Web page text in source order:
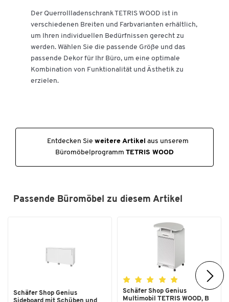
Der Querrollladenschrank TETRIS WOOD ist in
verschiedenen Breiten und Farbvarianten erhältlich,
um Ihren individuellen Bedürfnissen gerecht zu
werden. Wählen Sie die passende Größe und das
passende Dekor für Ihr Büro, um eine optimale
Kombination von Funktionalität und Ästhetik zu
erzielen.
Entdecken Sie weitere Artikel aus unserem
Büromöbelprogramm TETRIS WOOD
Passende Büromöbel zu diesem Artikel
Schäfer Shop Genius
Sideboard mit Schüben und
Schäfer Shop Genius
Multimobil TETRIS WOOD, B